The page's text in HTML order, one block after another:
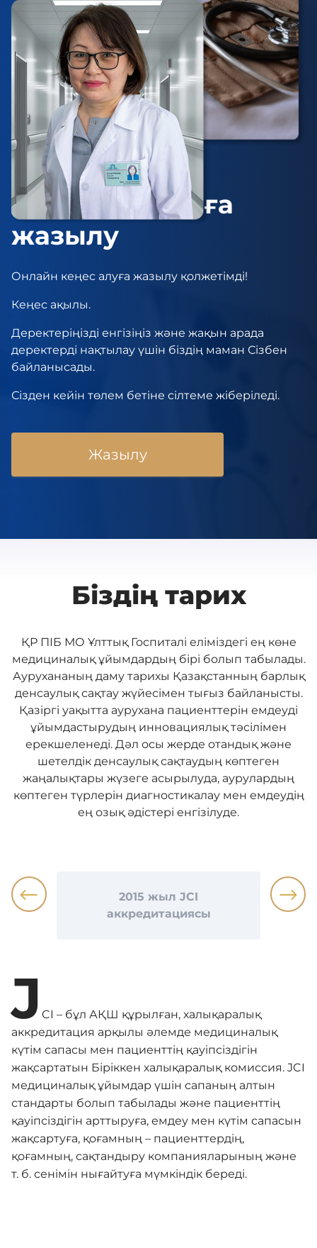
Онлайн
консультацияға
жазылу
Онлайн кеңес алуға жазылу қолжетімді!
Кеңес ақылы.
Деректеріңізді енгізіңіз және жақын арада
деректерді нақтылау үшін біздің маман Сізбен
байланысады.
Сізден кейін төлем бетіне сілтеме жіберіледі.
Жазылу
Біздің тарих
ҚР ПІБ МО Ұлттық Госпиталі еліміздегі ең көне
медициналық ұйымдардың бірі болып табылады.
Аурухананың даму тарихы Қазақстанның барлық
денсаулық сақтау жүйесімен тығыз байланысты.
Қазіргі уақытта аурухана пациенттерін емдеуді
ұйымдастырудың инновациялық тәсілімен
ерекшеленеді. Дәл осы жерде отандық және
шетелдік денсаулық сақтаудың көптеген
жаңалықтары жүзеге асырылуда, аурулардың
көптеген түрлерін диагностикалау мен емдеудің
ең озық әдістері енгізілуде.
2015 жыл JCI
аккредитациясы
J CI – бұл АҚШ құрылған, халықаралық
аккредитация арқылы әлемде медициналық
күтім сапасы мен пациенттің қауіпсіздігін
жақсартатын Біріккен халықаралық комиссия. JCI
медициналық ұйымдар үшін сапаның алтын
стандарты болып табылады және пациенттің
қауіпсіздігін арттыруға, емдеу мен күтім сапасын
жақсартуға, қоғамның – пациенттердің,
қоғамның, сақтандыру компанияларының және
т. б. сенімін нығайтуға мүмкіндік береді.